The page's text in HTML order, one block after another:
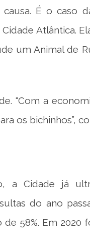
É o caso
Atlântica.
um Animal de
“Com a
os bichinhos”,
a Cidade já
do ano
58%. Em 2020